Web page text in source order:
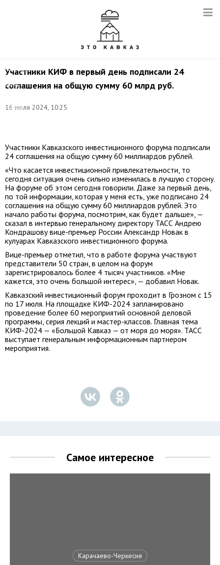
Участники КИФ в первый день подписали 24
соглашения на общую сумму 60 млрд руб.
16 июля 2024, 10:25
направо)
во
время
Сергей
Участники Кавказского инвестиционного форума подписали
24 соглашения на общую сумму 60 миллиардов рублей.
«Что касается инвестиционной привлекательности, то
сегодня ситуация очень сильно изменилась в лучшую сторону.
На форуме об этом сегодня говорили. Даже за первый день,
по той информации, которая у меня есть, уже подписано 24
соглашения на общую сумму 60 миллиардов рублей. Это
начало работы форума, посмотрим, как будет дальше», —
сказал в интервью генеральному директору ТАСС Андрею
Кондрашову вице-премьер России Александр Новак в
кулуарах Кавказского инвестиционного форума.
Вице-премьер отметил, что в работе форума участвуют
представители 50 стран, в целом на форум
зарегистрировалось более 4 тысяч участников. «Мне
кажется, это очень большой интерес», — добавил Новак.
Кавказский инвестиционный форум проходит в Грозном с 15
по 17 июля. На площадке КИФ-2024 запланировано
проведение более 60 мероприятий основной деловой
программы, серия лекций и мастер-классов. Главная тема
КИФ-2024 — «Большой Кавказ — от моря до моря». ТАСС
выступает генеральным информационным партнером
мероприятия.
Самое интересное
Карачаево-Черкесия